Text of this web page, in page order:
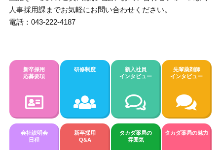
人事採用課までお気軽にお問い合わせください。
電話：043-222-4187
新卒採用
応募要項
研修制度
新入社員
インタビュー
先輩薬剤師
インタビュー
会社説明会
日程
新卒採用
Q&A
タカダ薬局の
雰囲気
タカダ薬局の魅力